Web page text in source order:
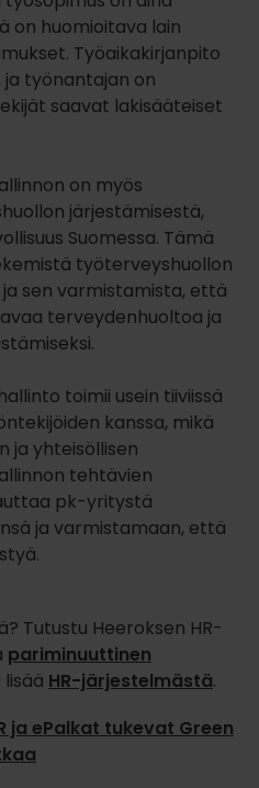
on huomioitava lain
Työaikakirjanpito
työnantajan on
saavat lakisääteiset
on myös
järjestämisestä,
Suomessa. Tämä
työterveyshuollon
sen varmistamista, että
terveydenhuoltoa ja
toimii usein tiiviissä
kanssa, mikä
ja yhteisöllisen
tehtävien
pk-yritystä
ja varmistamaan, että
Tutustu Heeroksen HR-
pariminuuttinen
HR-järjestelmästä.
ja ePalkat tukevat Green